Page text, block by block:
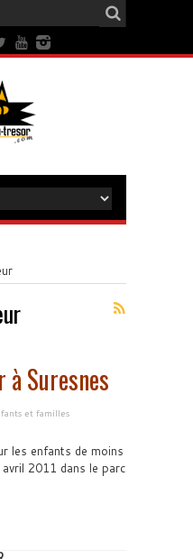
à Suresnes
et familles
les enfants de moins
2011 dans le parc